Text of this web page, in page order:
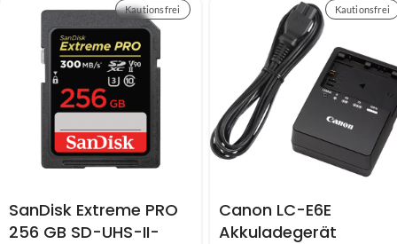
Kautionsfrei
SanDisk Extreme PRO
256 GB SD-UHS-II-
Kautionsfrei
Canon LC-E6E
Akkuladegerät